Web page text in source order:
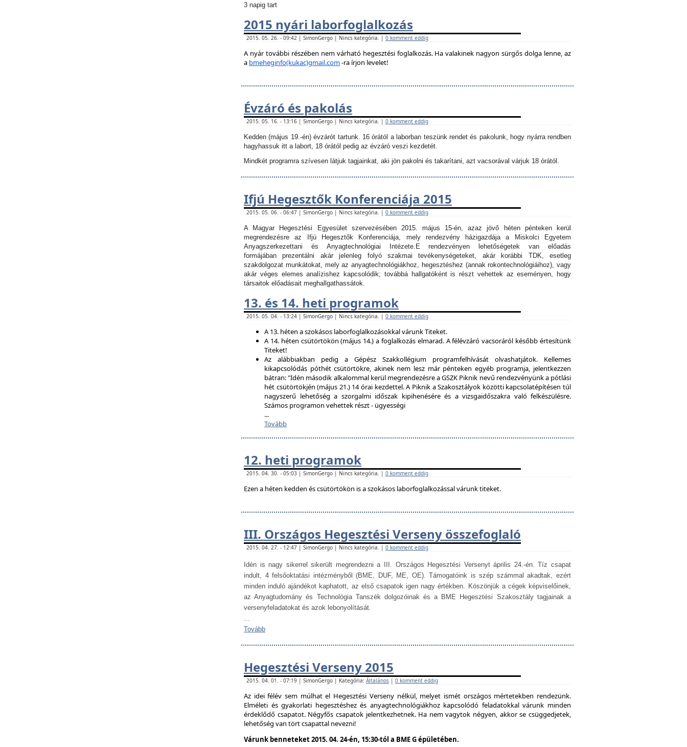
3 napig tart
2015 nyári laborfoglalkozás
2015. 05. 26. - 09:42 | SimonGergo | Nincs kategória. | 0 komment eddig
A nyár további részében nem várható hegesztési foglalkozás. Ha valakinek nagyon sürgős dolga lenne, az
a bmeheginfo(kukac)gmail.com-ra írjon levelet!
Évzáró és pakolás
2015. 05. 16. - 13:16 | SimonGergo | Nincs kategória. | 0 komment eddig
Kedden (május 19.-én) évzárót tartunk. 16 órától a laborban teszünk rendet és pakolunk, hogy nyárra rendben
hagyhassuk itt a labort, 18 órától pedig az évzáró veszi kezdetét.
Mindkét programra szívesen látjuk tagjainkat, aki jön pakolni és takarítani, azt vacsorával várjuk 18 órától.
Ifjú Hegesztők Konferenciája 2015
2015. 05. 06. - 06:47 | SimonGergo | Nincs kategória. | 0 komment eddig
A Magyar Hegesztési Egyesület szervezésében 2015. május 15-én, azaz jövő héten pénteken kerül
megrendezésre az Ifjú Hegesztők Konferenciája, mely rendezvény házigazdája a Miskolci Egyetem
Anyagszerkezettani és Anyagtechnológiai Intézete. E rendezvényen lehetőségetek van előadás
formájában prezentálni akár jelenleg folyó szakmai tevékenységeteket, akár korábbi TDK, esetleg
szakdolgozat munkátokat, mely az anyagtechnológiákhoz, hegesztéshez (annak rokontechnológiáihoz), vagy
akár véges elemes analízishez kapcsolódik; továbbá hallgatóként is részt vehettek az eseményen, hogy
társaitok előadásait meghallgathassátok.
13. és 14. heti programok
2015. 05. 04. - 13:24 | SimonGergo | Nincs kategória. | 0 komment eddig
A 13. héten a szokásos laborfoglalkozásokkal várunk Titeket.
A 14. héten csütörtökön (május 14.) a foglalkozás elmarad. A félévzáró vacsoráról később értesítünk
Titeket!
Az alábbiakban pedig a Gépész Szakkollégium programfelhívását olvashatjátok. Kellemes
kikapcsolódás póthét csütörtökre, akinek nem lesz már pénteken egyéb programja, jelentkezzen
bátran: "Idén második alkalommal kerül megrendezésre a GSZK Piknik nevű rendezvényünk a pótlási
hét csütörtökjén (május 21.) 14 órai kezdettel. A Piknik a Szakosztályok közötti kapcsolatépítésen túl
nagyszerű lehetőség a szorgalmi időszak kipihenésére és a vizsgaidőszakra való felkészülésre.
Számos programon vehettek részt - ügyességi
...
Tovább
12. heti programok
2015. 04. 30. - 05:03 | SimonGergo | Nincs kategória. | 0 komment eddig
Ezen a héten kedden és csütörtökön is a szokásos laborfoglalkozással várunk titeket.
III. Országos Hegesztési Verseny összefoglaló
2015. 04. 27. - 12:47 | SimonGergo | Nincs kategória. | 0 komment eddig
Idén is nagy sikerrel sikerült megrendezni a III. Országos Hegesztési Versenyt április 24.-én. Tíz csapat
indult, 4 felsőoktatási intézményből (BME, DUF, ME, OE). Támogatóink is szép számmal akadtak, ezért
minden induló ajándékot kaphatott, az első csapatok igen nagy értékben. Köszönjük a cégek képviselőinek,
az Anyagtudomány és Technológia Tanszék dolgozóinak és a BME Hegesztési Szakosztály tagjainak a
versenyfeladatokat és azok lebonyolítását.
...
Tovább
Hegesztési Verseny 2015
2015. 04. 01. - 07:19 | SimonGergo | Kategória: Általános | 0 komment eddig
Az idei félév sem múlhat el Hegesztési Verseny nélkül, melyet ismét országos mértetekben rendezünk.
Elméleti és gyakorlati hegesztéshez és anyagtechnológiákhoz kapcsolódó feladatokkal várunk minden
érdeklődő csapatot. Négyfős csapatok jelentkezhetnek. Ha nem vagytok négyen, akkor se csüggedjetek,
lehetőség van tört csapattal nevezni!
Várunk benneteket 2015. 04. 24-én, 15:30-tól a BME G épületében.